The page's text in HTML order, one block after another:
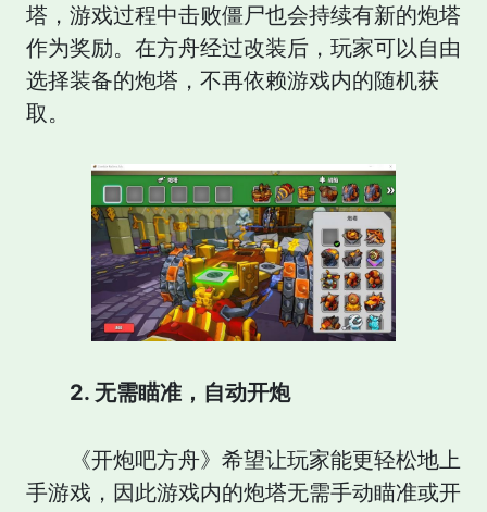
塔，游戏过程中击败僵尸也会持续有新的炮塔
作为奖励。在方舟经过改装后，玩家可以自由
选择装备的炮塔，不再依赖游戏内的随机获
取。
2. 无需瞄准，自动开炮
《开炮吧方舟》希望让玩家能更轻松地上
手游戏，因此游戏内的炮塔无需手动瞄准或开